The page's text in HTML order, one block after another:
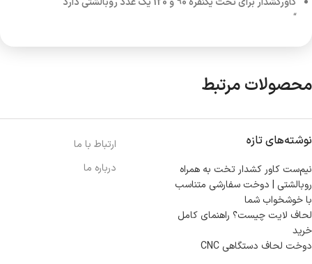
“
محصولات مرتبط
نوشته‌های تازه
نیم‌ست کاور کشدار تخت به همراه
روبالشتی | دوخت سفارشی متناسب
با خوشخواب شما
لحاف لایت چیست؟ راهنمای کامل
خرید
دوخت لحاف دستگاهی CNC
ارتباط با ما
درباره ما